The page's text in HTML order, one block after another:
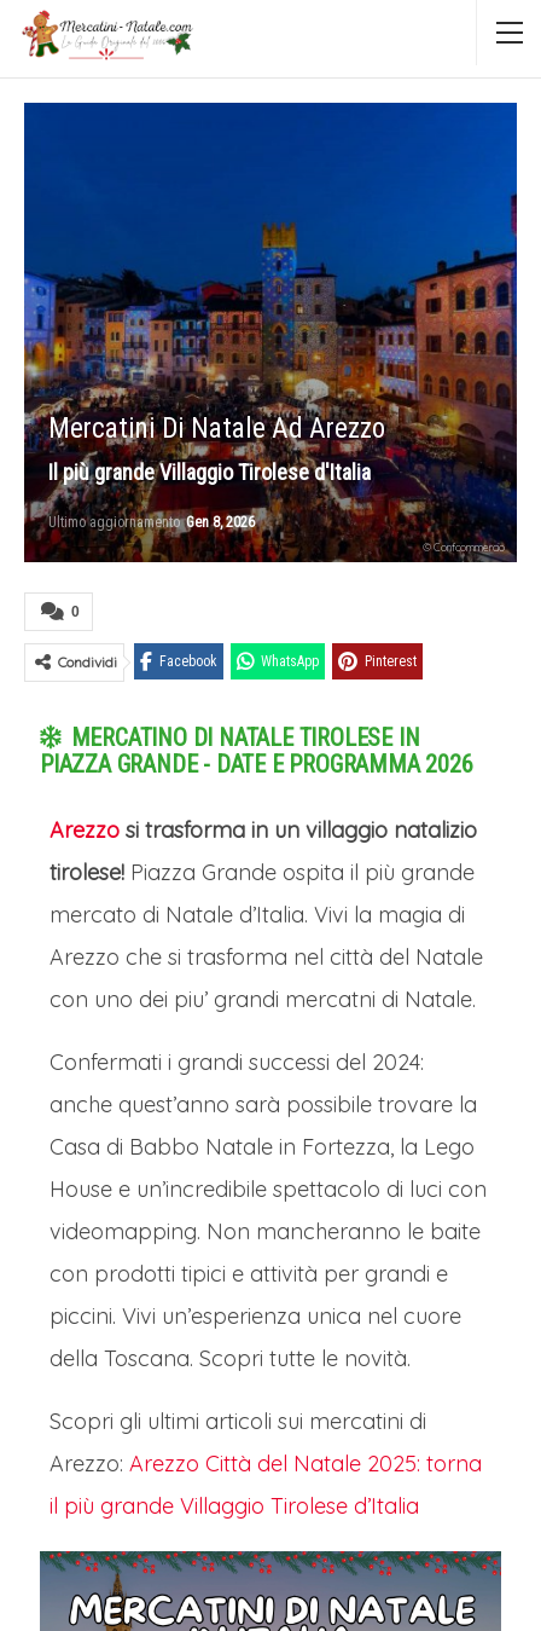
Mercatini Di Natale Ad Arezzo
Il più grande Villaggio Tirolese d'Italia
Ultimo aggiornamentoGen 8, 2026
© Confcommercio
0
Condividi Facebook WhatsApp Pinterest
MERCATINO DI NATALE TIROLESE IN
PIAZZA GRANDE - DATE E PROGRAMMA 2026
Arezzo si trasforma in un villaggio natalizio
tirolese! Piazza Grande ospita il più grande
mercato di Natale d’Italia. Vivi la magia di
Arezzo che si trasforma nel città del Natale
con uno dei piu’ grandi mercatni di Natale.
Confermati i grandi successi del 2024:
anche quest’anno sarà possibile trovare la
Casa di Babbo Natale in Fortezza, la Lego
House e un’incredibile spettacolo di luci con
videomapping. Non mancheranno le baite
con prodotti tipici e attività per grandi e
piccini. Vivi un’esperienza unica nel cuore
della Toscana. Scopri tutte le novità.
Scopri gli ultimi articoli sui mercatini di
Arezzo: Arezzo Città del Natale 2025: torna
il più grande Villaggio Tirolese d’Italia